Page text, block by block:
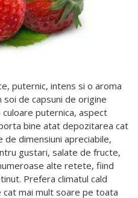
puternic, intens si o aroma
de capsuni de origine
puternica, aspect
bine atat depozitarea cat
dimensiuni apreciabile,
gustari, salate de fructe,
alte retete, fiind
Prefera climatul cald
mai mult soare pe toata